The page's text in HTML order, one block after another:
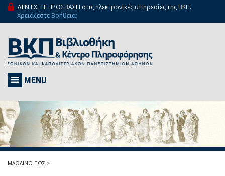
ΔΕΝ ΕΧΕΤΕ ΠΡΟΣΒΑΣΗ στις ηλεκτρονικές υπηρεσίες της ΒΚΠ.
Χρειάζεστε Βοήθεια;
MENU
ΜΑΘΑΙΝΩ ΠΩΣ >